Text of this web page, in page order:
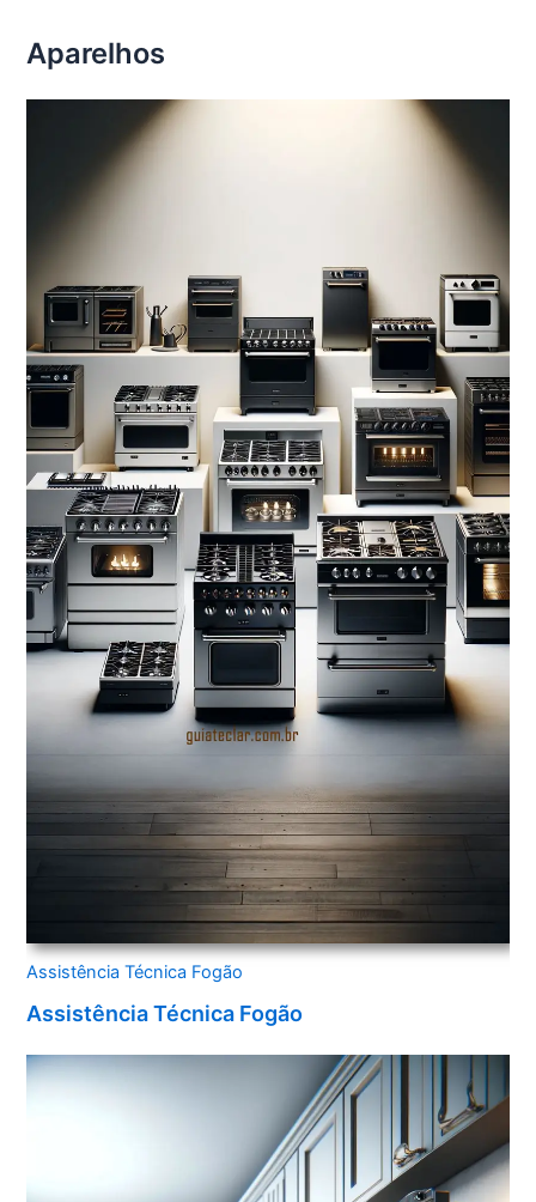
Aparelhos
Assistência Técnica Fogão
Assistência Técnica Fogão